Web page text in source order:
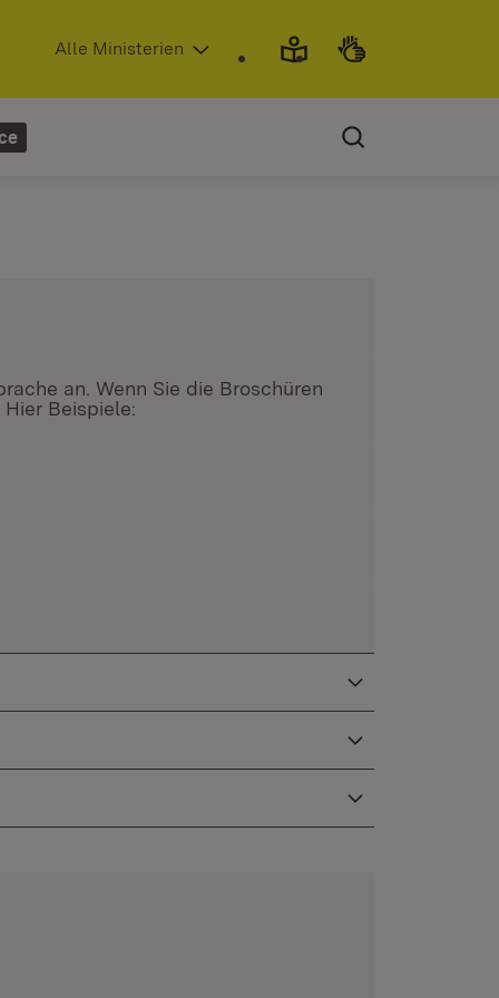
(Öffnet in neuem Fenster)
Alle Ministerien
an. Wenn Sie die Broschüren
Beispiele: